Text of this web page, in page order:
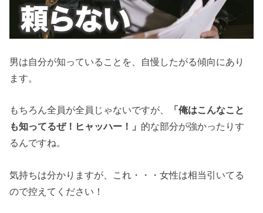
男は自分が知っていることを、自慢したがる傾向にあり
ます。
もちろん全員が全員じゃないですが、
「俺はこんなこと
も知ってるぜ！ヒャッハー！」 的な部分が強かったりす
るんですね。
気持ちは分かりますが、これ・・・女性は相当引いてる
ので控えてください！